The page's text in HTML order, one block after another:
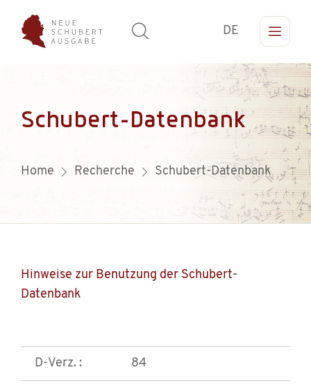
DE
Schubert-Datenbank
Home Recherche Schubert-Datenbank
Hinweise zur Benutzung der Schubert-
Datenbank
D-Verz. : 84